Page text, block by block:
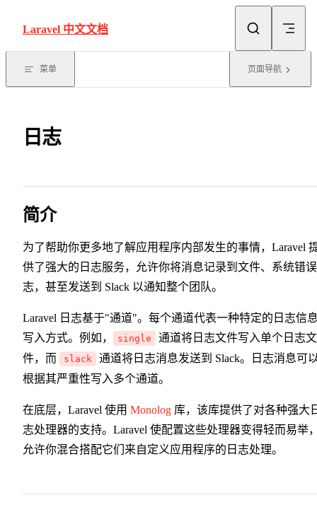
Laravel 中文文档
菜单 页面导航
日志
简介
为了帮助你更多地了解应用程序内部发生的事情，Laravel
供了强大的日志服务，允许你将消息记录到文件、系统错
志，甚至发送到 Slack 以通知整个团队。
Laravel 日志基于"通道"。每个通道代表一种特定的日志信
写入方式。例如，
single
通道将日志文件写入单个日志文
件，而
slack
通道将日志消息发送到 Slack。日志消息可
根据其严重性写入多个通道。
在底层，Laravel 使用 Monolog 库，该库提供了对各种强大
志处理器的支持。Laravel 使配置这些处理器变得轻而易举
允许你混合搭配它们来自定义应用程序的日志处理。